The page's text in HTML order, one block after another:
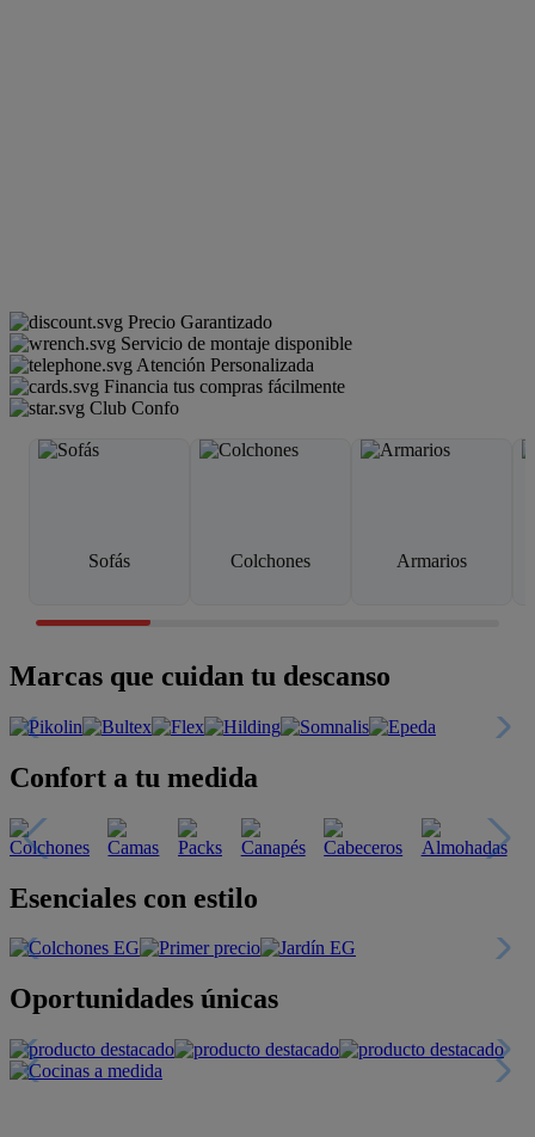
Precio Garantizado
Servicio de montaje disponible
Atención Personalizada
Financia tus compras fácilmente
Club Confo
Sofás Colchones Armarios
Marcas que cuidan tu descanso
Confort a tu medida
Esenciales con estilo
Oportunidades únicas